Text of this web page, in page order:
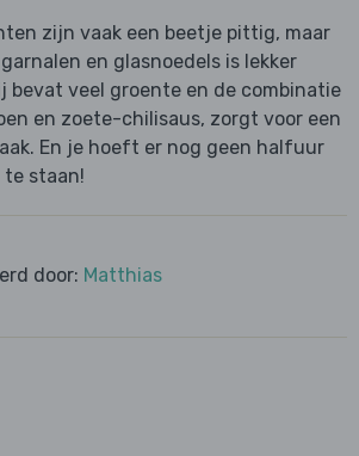
zijn vaak een beetje pittig, maar
en glasnoedels is lekker
bevat veel groente en de combinatie
en zoete-chilisaus, zorgt voor een
En je hoeft er nog geen halfuur
te staan!
door: Matthias